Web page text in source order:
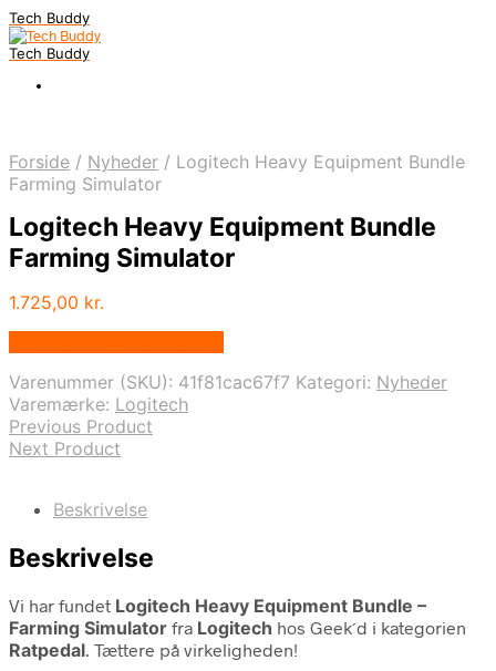
Tech Buddy
Tech Buddy
Forside / Nyheder / Logitech Heavy Equipment Bundle
Farming Simulator
Logitech Heavy Equipment Bundle
Farming Simulator
1.725,00 kr.
Varenummer (SKU): 41f81cac67f7 Kategori: Nyheder
Varemærke: Logitech
Previous Product
Next Product
Beskrivelse
Beskrivelse
Vi har fundet Logitech Heavy Equipment Bundle –
Farming Simulator fra Logitech hos Geek´d i kategorien
Ratpedal. Tættere på virkeligheden!